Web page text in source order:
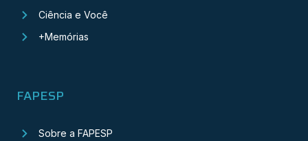
Ciência e Você
+Memórias
FAPESP
Sobre a FAPESP